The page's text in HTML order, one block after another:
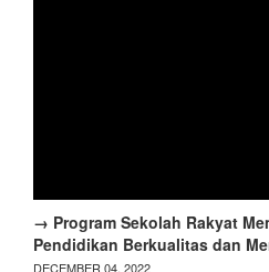
→ Program Sekolah Rakyat
Pendidikan Berkualitas dan
DECEMBER 04, 2022